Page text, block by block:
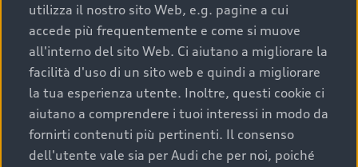
durata nel tempo;
cronologia dei tagliandi: una documentazione
completa della vettura certifica una manutenzione
costante e accurata;
condizioni della carrozzeria e degli interni: una
buona conservazione evidenzia cura e attenzione del
precedente proprietario;
utilizza il nostro sito Web, e.g. pagine a cui
accede più frequentemente e come si muove
all'interno del sito Web. Ci aiutano a migliorare la
facilità d'uso di un sito web e quindi a migliorare
la tua esperienza utente. Inoltre, questi cookie ci
aiutano a comprendere i tuoi interessi in modo da
fornirti contenuti più pertinenti. Il consenso
dell'utente vale sia per Audi che per noi, poiché